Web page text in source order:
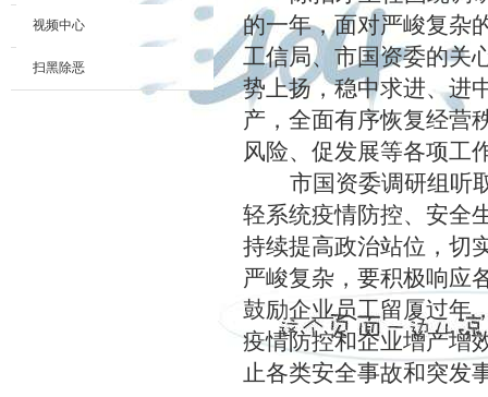
视频中心
扫黑除恶
的一年，面对严峻复杂
工信局、市国资委的关
势上扬，稳中求进、进
产，全面有序恢复经营
风险、 促发展等各项工
市国资委调研组听
轻系统疫情防控、安全
持续提高政治站位，切
严峻复杂，要积极响应
鼓励企业员工留厦过年
疫情防控和企业增产增
止各类安全事故和突发